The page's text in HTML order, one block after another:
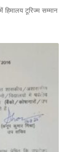
टूरिज्म सम्मान